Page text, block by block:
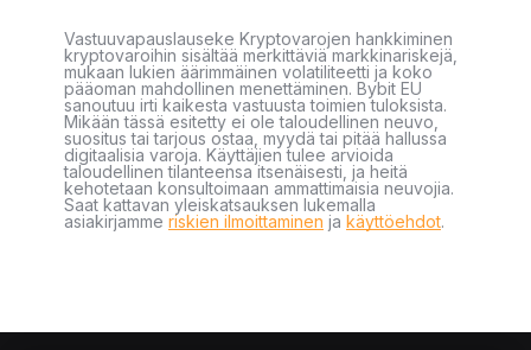
Vastuuvapauslauseke Kryptovarojen hankkiminen
kryptovaroihin sisältää merkittäviä markkinariskejä,
mukaan lukien äärimmäinen volatiliteetti ja koko
pääoman mahdollinen menettäminen. Bybit EU
sanoutuu irti kaikesta vastuusta toimien tuloksista.
Mikään tässä esitetty ei ole taloudellinen neuvo,
suositus tai tarjous ostaa, myydä tai pitää hallussa
digitaalisia varoja. Käyttäjien tulee arvioida
taloudellinen tilanteensa itsenäisesti, ja heitä
kehotetaan konsultoimaan ammattimaisia neuvojia.
Saat kattavan yleiskatsauksen lukemalla
asiakirjamme riskien ilmoittaminen ja käyttöehdot.